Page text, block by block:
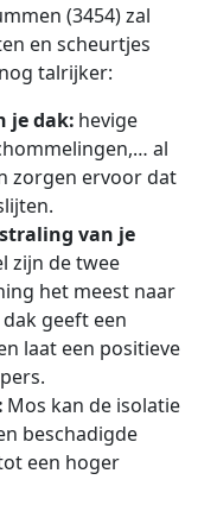
(3454) zal
en scheurtjes
talrijker:
je dak: hevige
al
zorgen ervoor dat
van je
zijn de twee
het meest naar
geeft een
laat een positieve
Mos kan de isolatie
beschadigde
een hoger